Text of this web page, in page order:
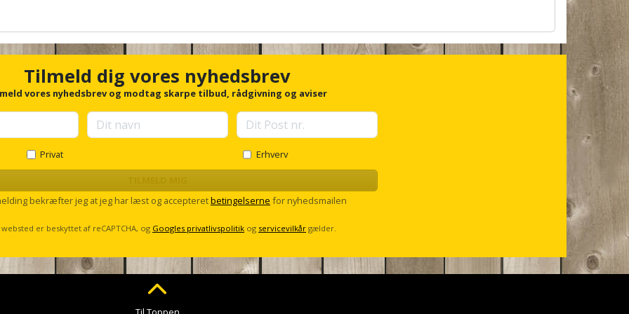
Tilmeld dig vores nyhedsbrev
vores nyhedsbrev og modtag skarpe tilbud, rådgivning og aviser
Privat Erhverv
bekræfter jeg at jeg har læst og accepteretbetingelserne for nyhedsmailen
er beskyttet af reCAPTCHA, og Googles privatlivspolitik og servicevilkår gælder.